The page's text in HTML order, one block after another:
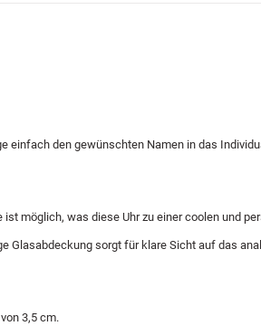
den gewünschten Namen in das
möglich, was diese Uhr zu einer coolen und
Glasabdeckung sorgt für klare Sicht auf das
3,5 cm.